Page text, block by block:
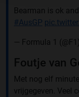
Bearman is ok
#AusGP
— Formula 1 (@F1)
Foutje van
Met nog elf
vrijgegeven. Veel